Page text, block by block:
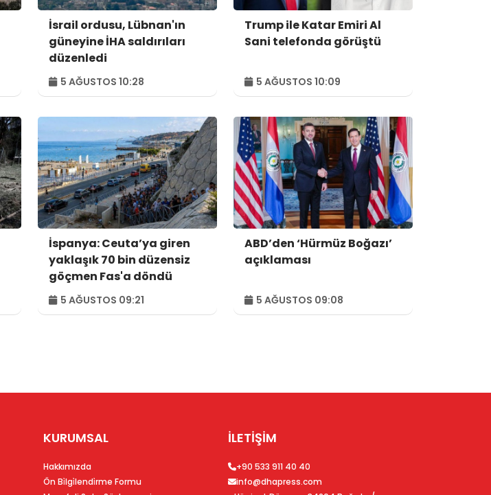
İsrail ordusu, Lübnan'ın
güneyine İHA saldırıları
düzenledi
5 AĞUSTOS 10:28
Trump ile Katar Emiri Al
Sani telefonda görüştü
5 AĞUSTOS 10:09
İspanya: Ceuta’ya giren
yaklaşık 70 bin düzensiz
göçmen Fas'a döndü
5 AĞUSTOS 09:21
ABD’den ‘Hürmüz Boğazı’
açıklaması
5 AĞUSTOS 09:08
KURUMSAL
Hakkımızda
Ön Bi̇lgi̇lendi̇rme Formu
İLETİŞİM
+90 533 911 40 40
info@dhapress.com